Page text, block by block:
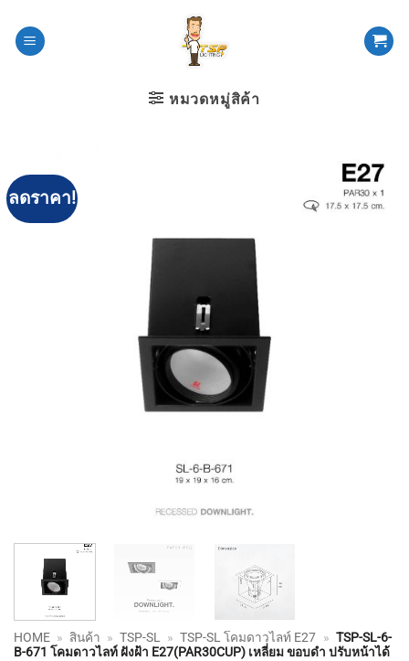
หมวดหมู่สิค้า
ลดราคา!
HOME » สินค้า » TSP-SL » TSP-SL โคมดาวไลท์ E27 » TSP-SL-6-
B-671 โคมดาวไลท์ ฝังฝ้า E27(PAR30CUP) เหลี่ยม ขอบดำ ปรับหน้าได้